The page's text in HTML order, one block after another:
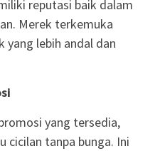
reputasi baik dalam
Merek terkemuka
yang lebih andal dan
yang tersedia,
cicilan tanpa bunga. Ini